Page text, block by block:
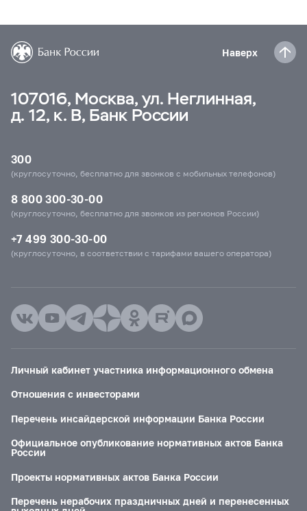
Наверх
107016, Москва, ул. Неглинная,
д. 12, к. В, Банк России
300
(круглосуточно, бесплатно для звонков с мобильных телефонов)
8 800 300-30-00
(круглосуточно, бесплатно для звонков из регионов России)
+7 499 300-30-00
(круглосуточно, в соответствии с тарифами вашего оператора)
Личный кабинет участника информационного обмена
Отношения с инвесторами
Перечень инсайдерской информации Банка России
Официальное опубликование нормативных актов Банка
России
Проекты нормативных актов Банка России
Перечень нерабочих праздничных дней и перенесенных